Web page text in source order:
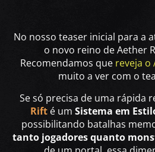
No nosso teaser inicial para a
o novo reino de Aether
Recomendamos que reveja o
muito a ver com o
Se só precisa de uma rápida
Rifté um Sistema em
possibilitando batalhas
tanto jogadores quanto